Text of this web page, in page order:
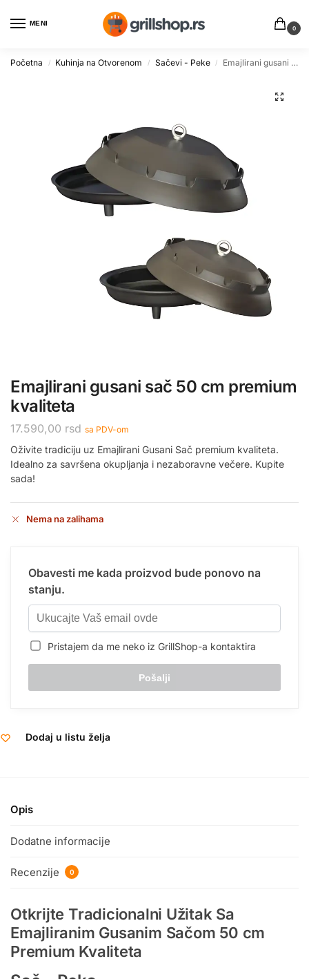
MENI
0
Početna / Kuhinja na Otvorenom / Sačevi - Peke / Emajlirani gusani sač 50 cm premium kvaliteta
Emajlirani gusani sač 50 cm premium
kvaliteta
17.590,00 rsd sa PDV-om
Oživite tradiciju uz Emajlirani Gusani Sač premium kvaliteta.
Idealno za savršena okupljanja i nezaboravne večere. Kupite
sada!
Nema na zalihama
Obavesti me kada proizvod bude ponovo na
stanju.
Pristajem da me neko iz GrillShop-a kontaktira
Dodaj u listu želja
Opis
Dodatne informacije
Recenzije 0
Otkrijte Tradicionalni Užitak Sa
Emajliranim Gusanim Sačom 50 cm
Premium Kvaliteta